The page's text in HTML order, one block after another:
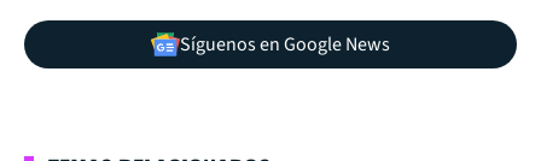
Síguenos en Google News